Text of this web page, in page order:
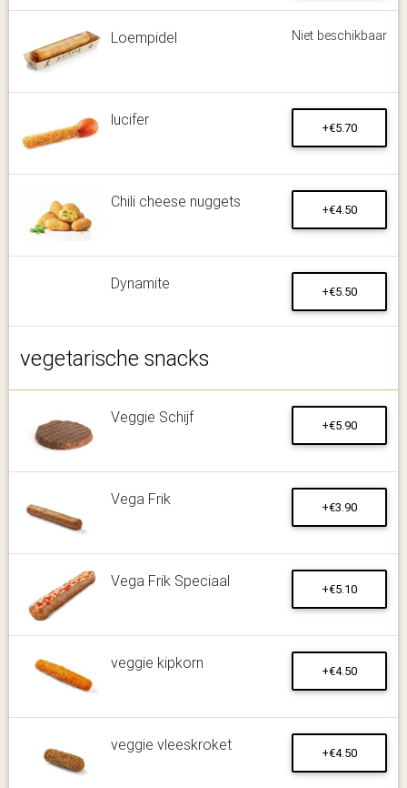
Loempidel Niet beschikbaar
lucifer +€5.70
Chili cheese nuggets +€4.50
Dynamite +€5.50
vegetarische snacks
Veggie Schijf +€5.90
Vega Frik +€3.90
Vega Frik Speciaal +€5.10
veggie kipkorn +€4.50
veggie vleeskroket +€4.50